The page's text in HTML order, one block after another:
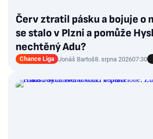
Červ ztratil pásku a bojuje o
se stalo v Plzni a pomůže
nechtěný Adu?
Chance Liga Jonáš Bartoš8. srpna 202607:30